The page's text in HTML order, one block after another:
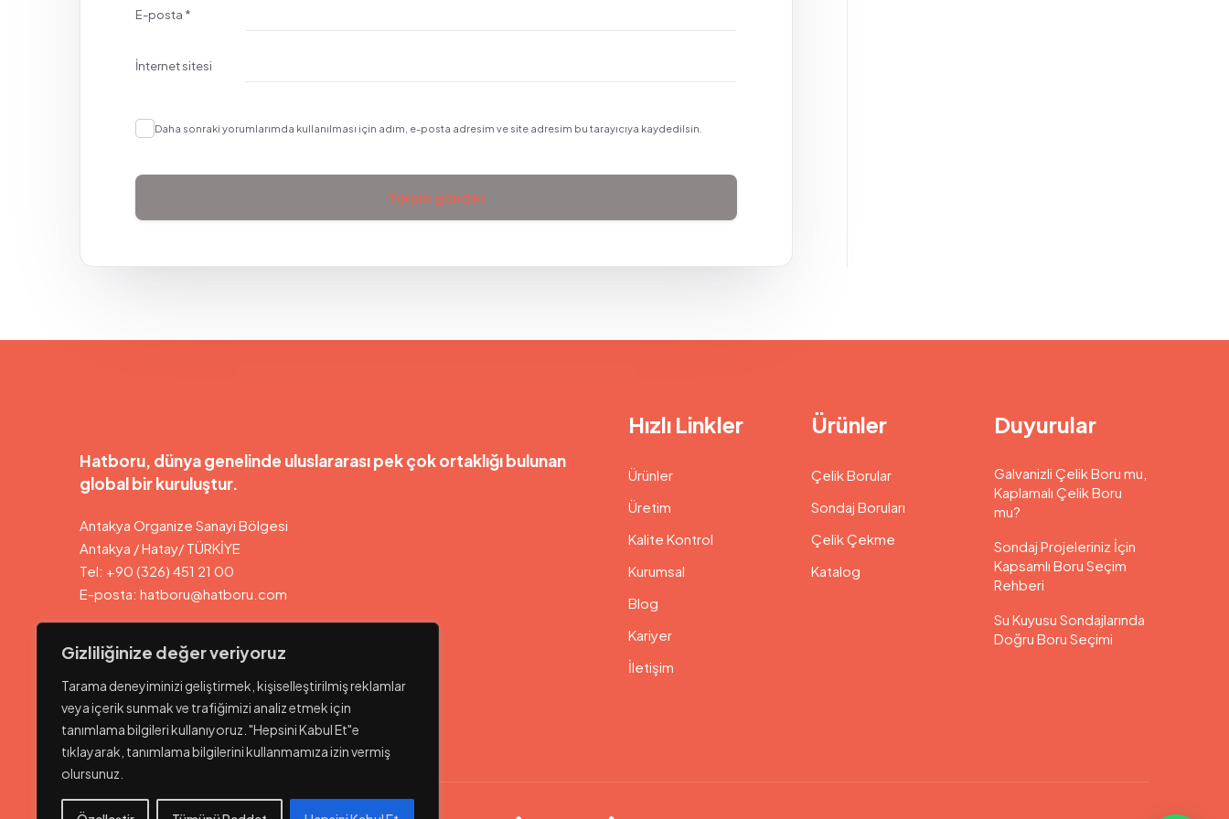
Gizliliğinize değer veriyoruz
Tarama deneyiminizi geliştirmek, kişiselleştirilmiş reklamlar
veya içerik sunmak ve trafiğimizi analiz etmek için
tanımlama bilgileri kullanıyoruz. "Hepsini Kabul Et"e
tıklayarak, tanımlama bilgilerini kullanmamıza izin vermiş
olursunuz.
E-posta *
İnternet sitesi
Daha sonraki yorumlarımda kullanılması için adım, e-posta adresim ve site adresim bu tarayıcıya kaydedilsin.
Hatboru, dünya genelinde uluslararası pek çok ortaklığı bulunan
global bir kuruluştur.
Antakya Organize Sanayi Bölgesi
Antakya / Hatay/ TÜRKİYE
Tel: +90 (326) 451 21 00
E-posta: hatboru@hatboru.com
Str. Portului Nr.1 Zona Libera Giurgiu /Romania
Phone: +40769109199
Email: office@hatboru.ro
Hızlı Linkler
Ürünler
Üretim
Kalite Kontrol
Kurumsal
Blog
Kariyer
İletişim
Ürünler
Çelik Borular
Sondaj Boruları
Çelik Çekme
Katalog
Duyurular
Galvanizli Çelik Boru mu,
Kaplamalı Çelik Boru
mu?
Sondaj Projeleriniz İçin
Kapsamlı Boru Seçim
Rehberi
Su Kuyusu Sondajlarında
Doğru Boru Seçimi